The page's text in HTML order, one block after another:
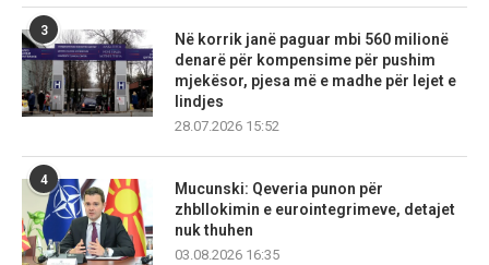
3
Në korrik janë paguar mbi 560 milionë
denarë për kompensime për pushim
mjekësor, pjesa më e madhe për lejet e
lindjes
28.07.2026 15:52
4
Mucunski: Qeveria punon për
zhbllokimin e eurointegrimeve, detajet
nuk thuhen
03.08.2026 16:35